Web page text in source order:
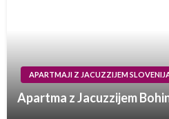
APARTMAJI Z JACUZZIJEM
Apartma z Jacuzzijem